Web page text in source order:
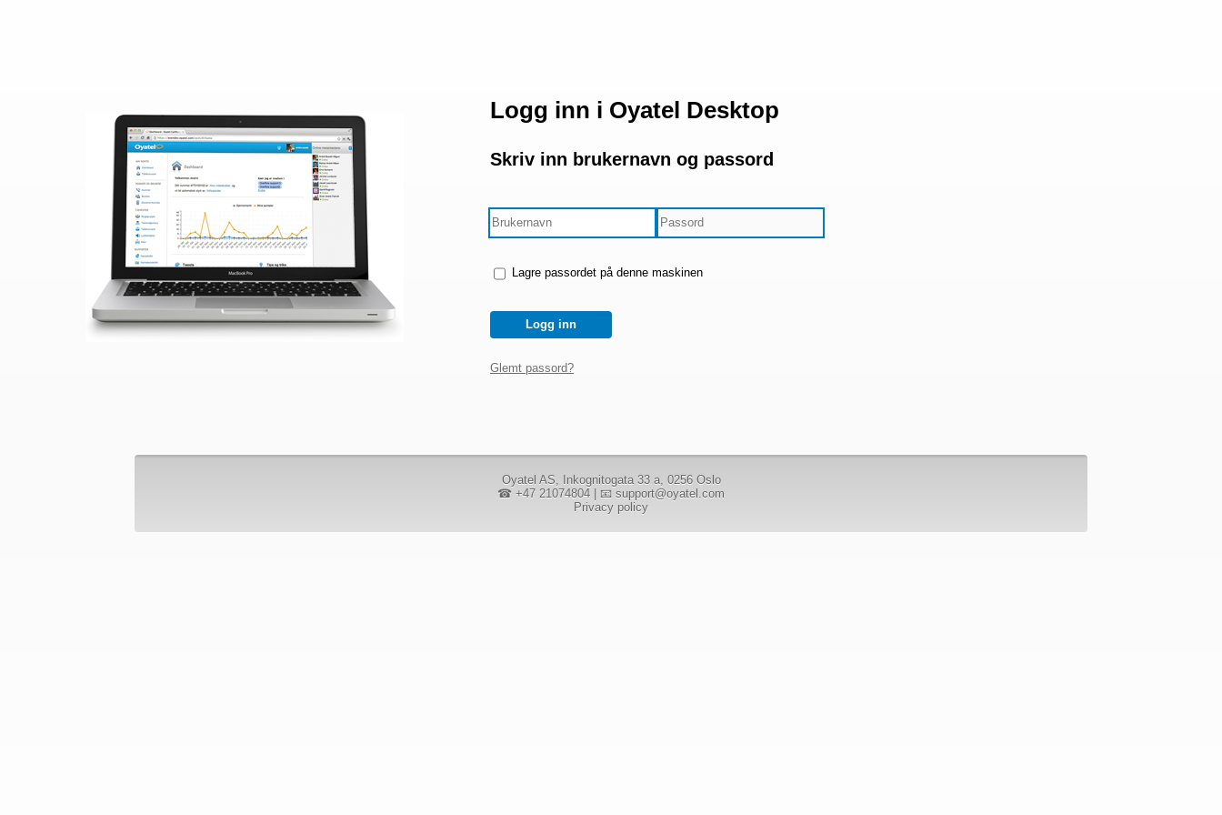
Logg inn i Oyatel Desktop
Skriv inn brukernavn og passord
Lagre passordet på denne maskinen
Logg inn
Glemt passord?
Oyatel AS, Inkognitogata 33 a, 0256 Oslo
☎ +47 21074804
📧 support@oyatel.com
Privacy policy